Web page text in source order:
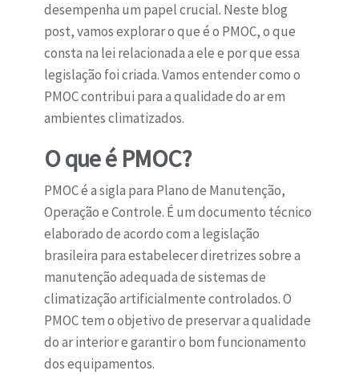
desempenha um papel crucial. Neste blog
post, vamos explorar o que é o PMOC, o que
consta na lei relacionada a ele e por que essa
legislação foi criada. Vamos entender como o
PMOC contribui para a qualidade do ar em
ambientes climatizados.
O que é PMOC?
PMOC é a sigla para Plano de Manutenção,
Operação e Controle. É um documento técnico
elaborado de acordo com a legislação
brasileira para estabelecer diretrizes sobre a
manutenção adequada de sistemas de
climatização artificialmente controlados. O
PMOC tem o objetivo de preservar a qualidade
do ar interior e garantir o bom funcionamento
dos equipamentos.